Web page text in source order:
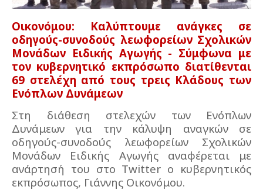
Οικονόμου: Καλύπτουμε ανάγκες σε
οδηγούς-συνοδούς λεωφορείων Σχολικών
Μονάδων Ειδικής Αγωγής - Σύμφωνα με
τον κυβερνητικό εκπρόσωπο διατίθενται
69 στελέχη από τους τρεις Κλάδους των
Ενόπλων Δυνάμεων
Στη διάθεση στελεχών των Ενόπλων
Δυνάμεων για την κάλυψη αναγκών σε
οδηγούς-συνοδούς λεωφορείων Σχολικών
Μονάδων Ειδικής Αγωγής αναφέρεται με
ανάρτησή του στο Twitter ο κυβερνητικός
εκπρόσωπος, Γιάννης Οικονόμου.